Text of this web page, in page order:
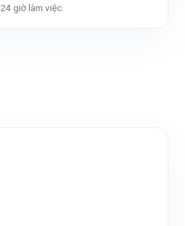
24 giờ làm việc.